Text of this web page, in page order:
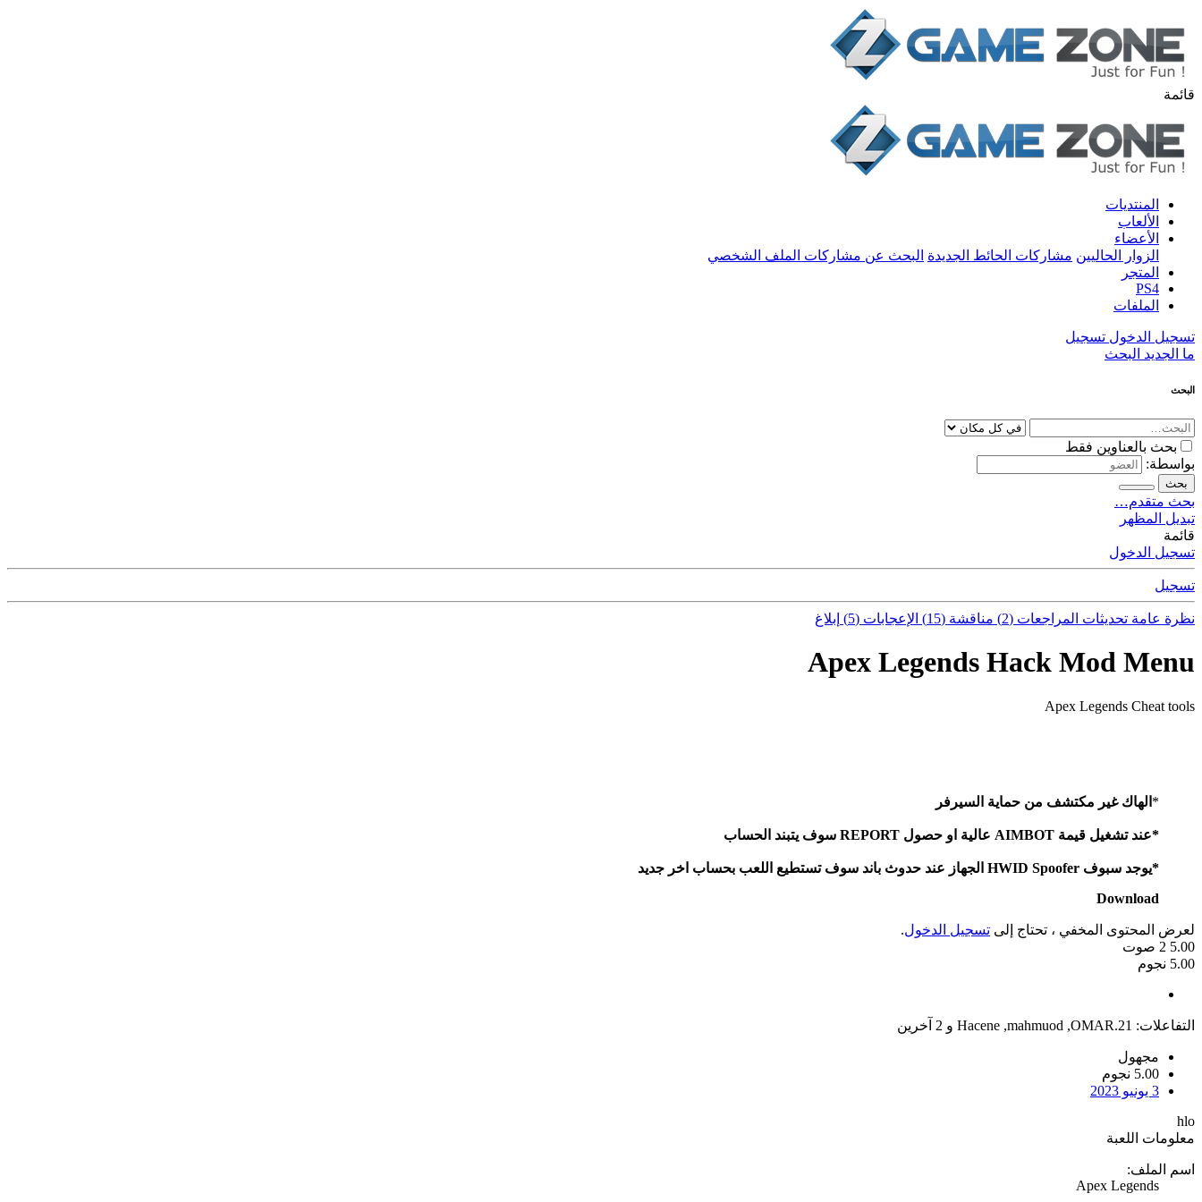
قائمة
المنتديات
الألعاب
الأعضاء
الزوار الحاليين مشاركات الحائط الجديدة البحث عن مشاركات الملف الشخصي
المتجر
PS4
الملفات
تسجيل الدخول تسجيل
ما الجديد البحث
البحث
بحث بالعناوين فقط
بواسطة:
بحث
بحث متقدم…
تبديل المظهر
قائمة
تسجيل الدخول
تسجيل
نظرة عامة تحديثات المراجعات (2) مناقشة (15) الإعجابات (5) إبلاغ
Apex Legends Hack Mod Menu
Apex Legends Cheat tools
* الهاك غير مكتشف من حماية السيرفر
*عند تشغيل قيمة AIMBOT عالية او حصول REPORT سوف يتبند الحساب
*يوجد سبوف HWID Spoofer الجهاز عند حدوث باند سوف تستطيع اللعب بحساب اخر جديد
Download
لعرض المحتوى المخفي ، تحتاج إلى تسجيل الدخول.
5.00
2 صوت
5.00 نجوم
التفاعلات: OMAR.21
,
mahmuod
,
Hacene و 2 آخرين
مجهول
5.00 نجوم
3 يونيو 2023
hlo
معلومات اللعبة
اسم الملف:
Apex Legends